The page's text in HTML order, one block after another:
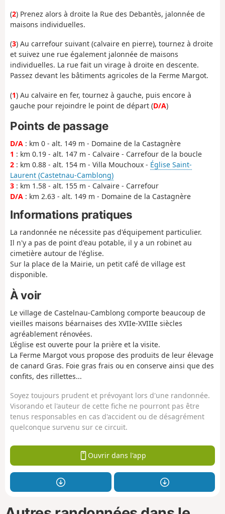
(2) Prenez alors à droite la Rue des Debantès, jalonnée de
maisons individuelles.
(3) Au carrefour suivant (calvaire en pierre), tournez à droite
et suivez une rue également jalonnée de maisons
individuelles. La rue fait un virage à droite en descente.
Passez devant les bâtiments agricoles de la Ferme Margot.
(1) Au calvaire en fer, tournez à gauche, puis encore à
gauche pour rejoindre le point de départ (D/A)
Points de passage
D/A : km 0 - alt. 149 m - Domaine de la Castagnère
1 : km 0.19 - alt. 147 m - Calvaire - Carrefour de la boucle
2 : km 0.88 - alt. 154 m - Villa Mouchoux - Église Saint-
Laurent (Castetnau-Camblong)
3 : km 1.58 - alt. 155 m - Calvaire - Carrefour
D/A : km 2.63 - alt. 149 m - Domaine de la Castagnère
Informations pratiques
La randonnée ne nécessite pas d'équipement particulier.
Il n'y a pas de point d'eau potable, il y a un robinet au
cimetière autour de l'église.
Sur la place de la Mairie, un petit café de village est
disponible.
À voir
Le village de Castelnau-Camblong comporte beaucoup de
vieilles maisons béarnaises des XVIIe-XVIIIe siècles
agréablement rénovées.
L’église est ouverte pour la prière et la visite.
La Ferme Margot vous propose des produits de leur élevage
de canard Gras. Foie gras frais ou en conserve ainsi que des
confits, des rillettes...
Soyez toujours prudent et prévoyant lors d'une randonnée.
Visorando et l'auteur de cette fiche ne pourront pas être
tenus responsables en cas d'accident ou de désagrément
quelconque survenu sur ce circuit.
Ouvrir dans l'app